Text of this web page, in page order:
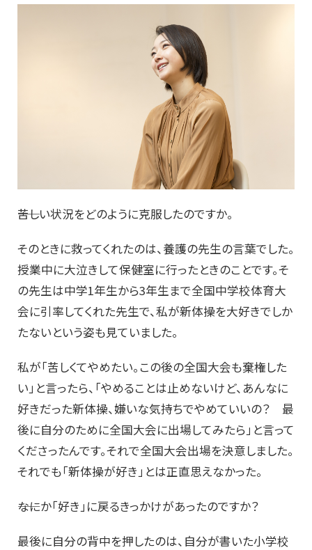
――苦しい状況をどのように克服したのですか。
そのときに救ってくれたのは、養護の先生の言葉でした。
授業中に大泣きして保健室に行ったときのことです。そ
の先生は中学1年生から3年生まで全国中学校体育大
会に引率してくれた先生で、私が新体操を大好きでしか
たないという姿も見ていました。
私が「苦しくてやめたい。この後の全国大会も棄権した
い」と言ったら、「やめることは止めないけど、あんなに
好きだった新体操、嫌いな気持ちでやめていいの？ 最
後に自分のために全国大会に出場してみたら」と言って
くださったんです。それで全国大会出場を決意しました。
それでも「新体操が好き」とは正直思えなかった。
――なにか「好き」に戻るきっかけがあったのですか？
最後に自分の背中を押したのは、自分が書いた小学校